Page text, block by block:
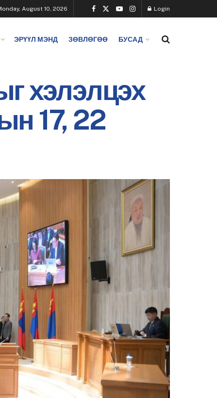
August 10, 2026 Login
ЭРҮҮЛ МЭНД ЗӨВЛӨГӨӨ БУСАД
хэлэлцэх
17, 22